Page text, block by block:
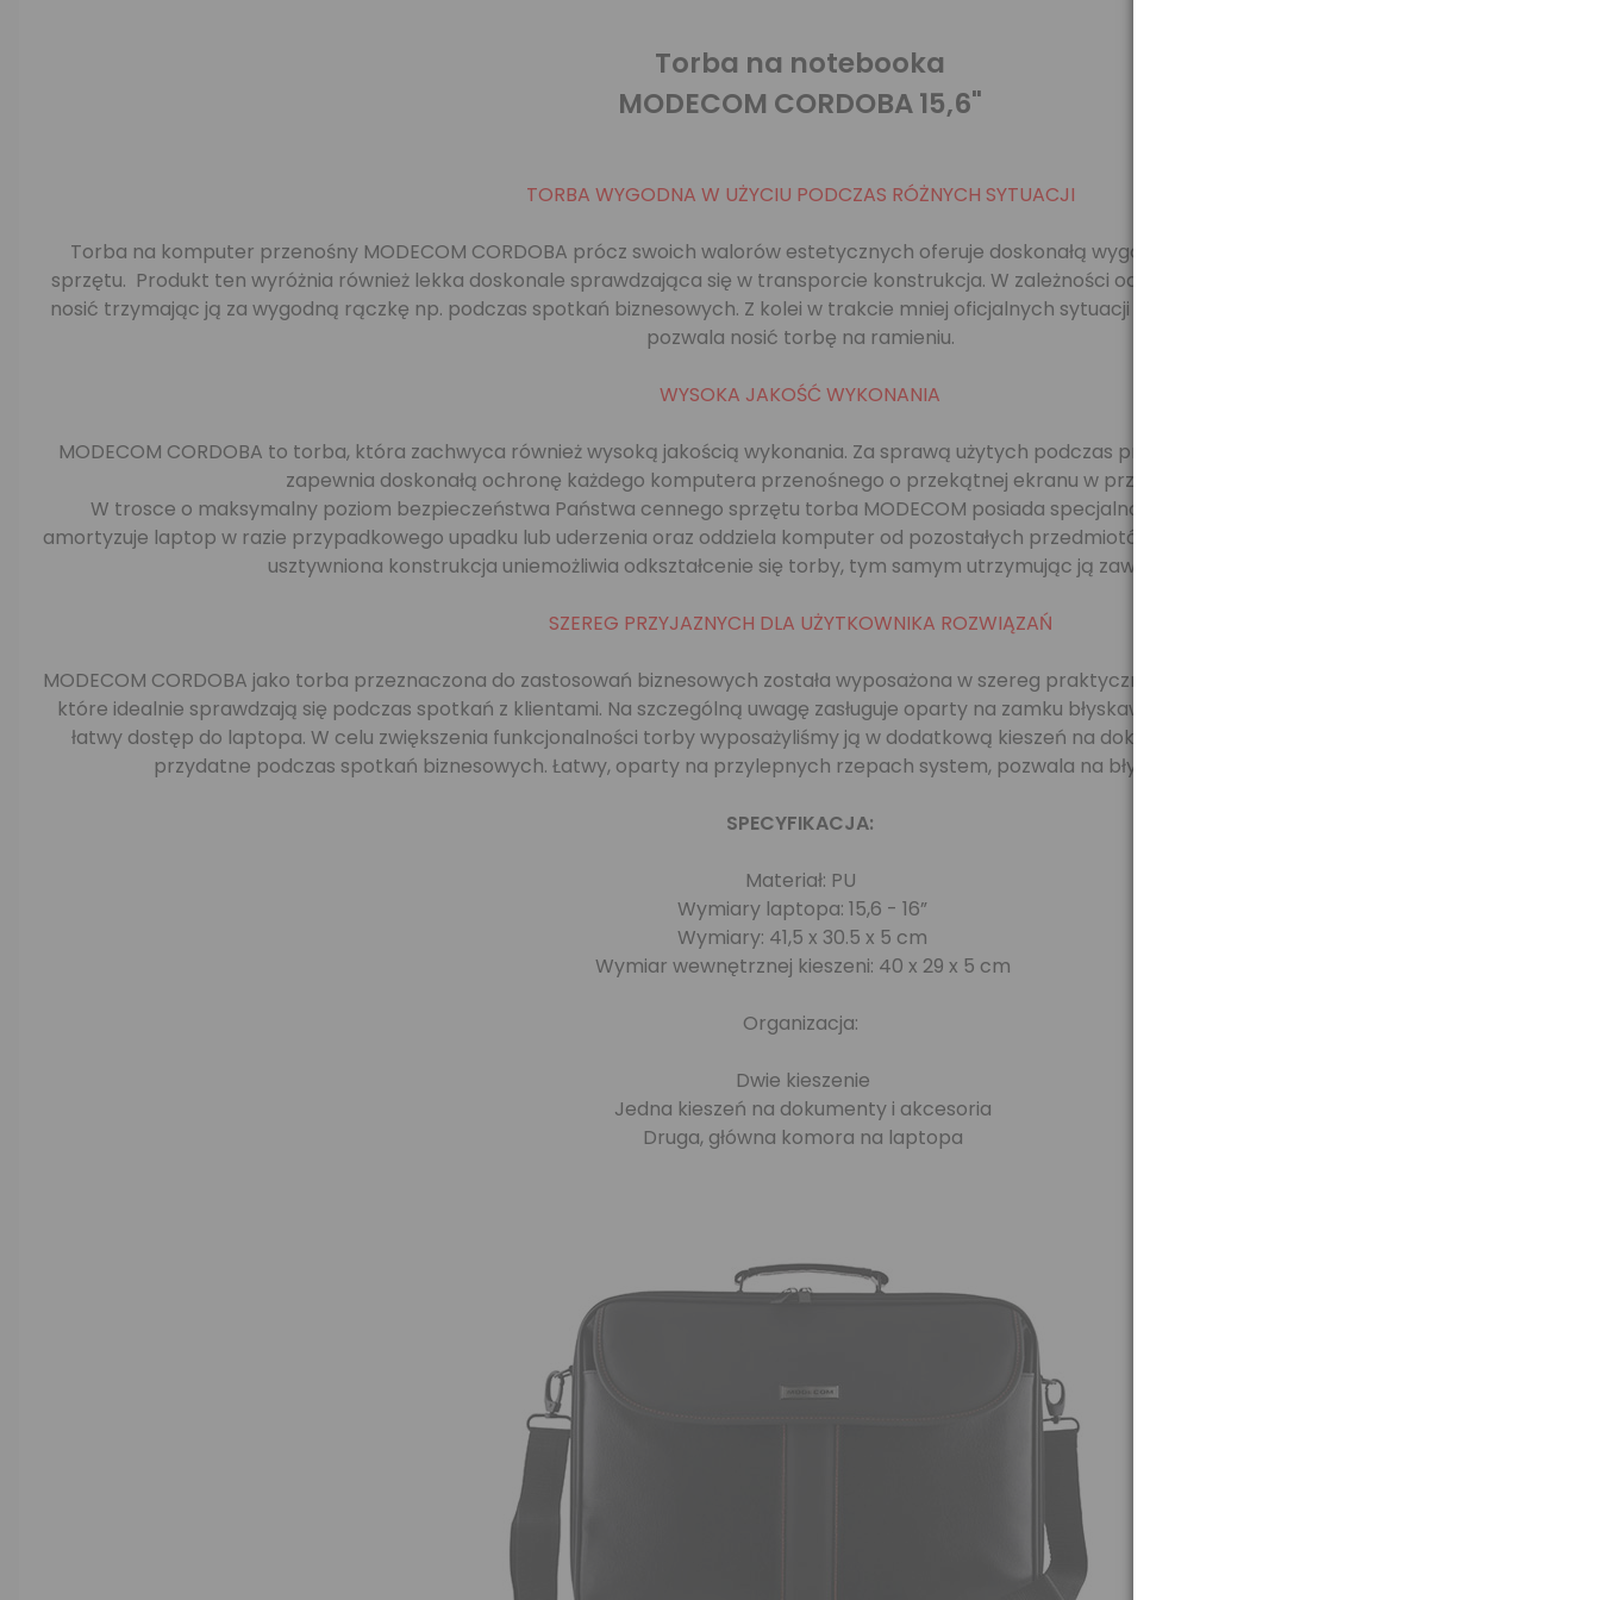
Torba na notebooka
MODECOM CORDOBA 15,6"
TORBA WYGODNA W UŻYCIU PODCZAS RÓŻNYCH SYTUACJI
Torba na komputer przenośny MODECOM CORDOBA prócz swoich walorów estetycznych oferuje doskonałą wygodę podczas transportu Państwa cennego
sprzętu. Produkt ten wyróżnia również lekka doskonale sprawdzająca się w transporcie konstrukcja. W zależności od sytuacji torbę MODECOM CORDOBA można
nosić trzymając ją za wygodną rączkę np. podczas spotkań biznesowych. Z kolei w trakcie mniej oficjalnych sytuacji dołączony do torby wygodny w użyciu pasek
pozwala nosić torbę na ramieniu.
WYSOKA JAKOŚĆ WYKONANIA
MODECOM CORDOBA to torba, która zachwyca również wysoką jakością wykonania. Za sprawą użytych podczas produkcji materiałów najwyższej jakości torba
zapewnia doskonałą ochronę każdego komputera przenośnego o przekątnej ekranu w przedziale od 15.6 - 16”.
W trosce o maksymalny poziom bezpieczeństwa Państwa cennego sprzętu torba MODECOM posiada specjalną, wewnętrzną komorę, która skutecznie
amortyzuje laptop w razie przypadkowego upadku lub uderzenia oraz oddziela komputer od pozostałych przedmiotów znajdujących się w torbie. Z kolei, specjalna
usztywniona konstrukcja uniemożliwia odkształcenie się torby, tym samym utrzymując ją zawsze w dobrym stanie.
SZEREG PRZYJAZNYCH DLA UŻYTKOWNIKA ROZWIĄZAŃ
MODECOM CORDOBA jako torba przeznaczona do zastosowań biznesowych została wyposażona w szereg praktycznych i przyjaznych dla użytkownika rozwiązań,
które idealnie sprawdzają się podczas spotkań z klientami. Na szczególną uwagę zasługuje oparty na zamku błyskawicznym system zamykania, który umożliwia
łatwy dostęp do laptopa. W celu zwiększenia funkcjonalności torby wyposażyliśmy ją w dodatkową kieszeń na dokumenty oraz wszelkiego rodzaju akcesoria
przydatne podczas spotkań biznesowych. Łatwy, oparty na przylepnych rzepach system, pozwala na błyskawiczny dostęp do akcesoriów.
SPECYFIKACJA:
Materiał: PU
Wymiary laptopa: 15,6 - 16”
Wymiary: 41,5 x 30.5 x 5 cm
Wymiar wewnętrznej kieszeni: 40 x 29 x 5 cm
Organizacja:
Dwie kieszenie
Jedna kieszeń na dokumenty i akcesoria
Druga, główna komora na laptopa